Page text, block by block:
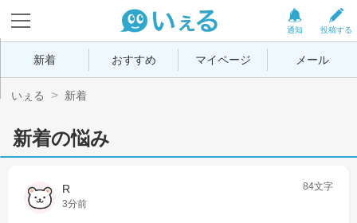
投稿する
通知
新着 おすすめ マイページ メール
いぇる 新着
新着の悩み
R
3分前
84文字